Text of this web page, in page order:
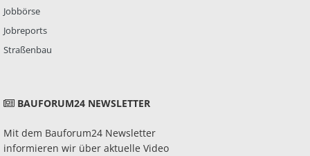
Jobbörse
Jobreports
Straßenbau
BAUFORUM24 NEWSLETTER
Mit dem Bauforum24 Newsletter
informieren wir über aktuelle Video